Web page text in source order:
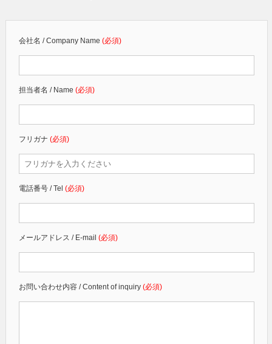
会社名 / Company Name (必須)
担当者名 / Name (必須)
フリガナ (必須)
電話番号 / Tel (必須)
メールアドレス / E-mail (必須)
お問い合わせ内容 / Content of inquiry (必須)